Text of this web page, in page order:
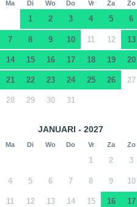
Ma Di Wo Do Vr Za Zo
1 2 3 4 5 6
7 8 9 10 11 12 13
14 15 16 17 18 19 20
21 22 23 24 25 26 27
28 29 30 31
JANUARI - 2027
Ma Di Wo Do Vr Za Zo
1 2 3
4 5 6 7 8 9 10
11 12 13 14 15 16 17